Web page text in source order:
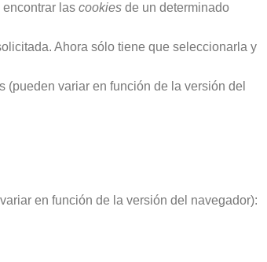
las cookies de un determinado
Ahora sólo tiene que seleccionarla y
(pueden variar en función de la versión del
en función de la versión del navegador):